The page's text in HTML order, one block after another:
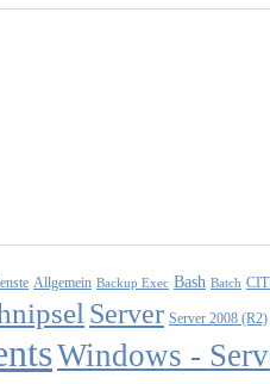
Allgemein Backup Exec Bash Batch
Server Server 2008 (R2)
Windows -